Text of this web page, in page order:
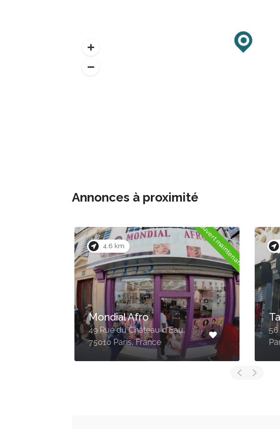
Annonces à proximité
3.6 km Ouvert maintenant
Salon de Coiffure Afro
Kattié Beauté
1bis Rue de la Réunion,
75020 Paris, France